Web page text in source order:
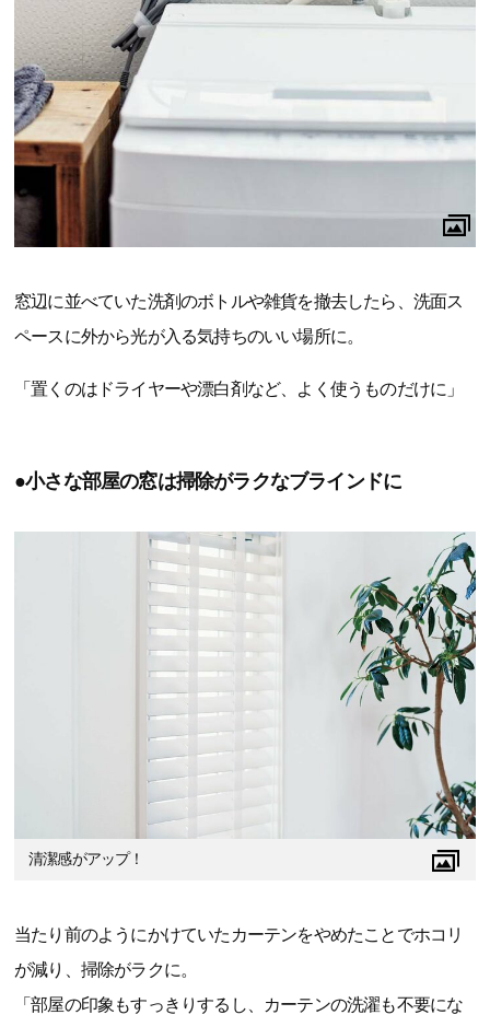
窓辺に並べていた洗剤のボトルや雑貨を撤去したら、洗面ス
ペースに外から光が入る気持ちのいい場所に。
「置くのはドライヤーや漂白剤など、よく使うものだけに」
●小さな部屋の窓は掃除がラクなブラインドに
清潔感がアップ！
当たり前のようにかけていたカーテンをやめたことでホコリ
が減り、掃除がラクに。
「部屋の印象もすっきりするし、カーテンの洗濯も不要にな